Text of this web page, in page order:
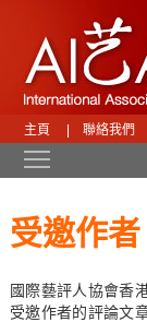
主頁 聯絡我們
受邀作者
國際藝評人協會香
受邀作者的評論文